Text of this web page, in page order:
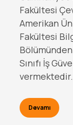
Cumhuriyet
Fakültesi
Amerikan
Fakültesi
Bölümünden
Sınıfı İş
Devamı